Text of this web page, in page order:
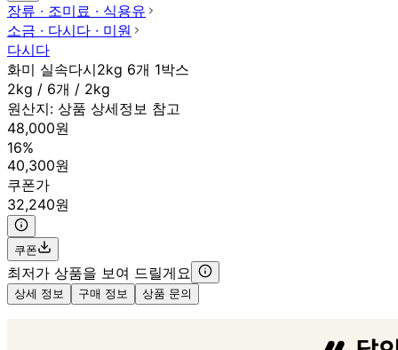
장류 ∙ 조미료 ∙ 식용유
소금 ∙ 다시다 ∙ 미원
다시다
화미 실속다시2kg 6개 1박스
2kg / 6개 / 2kg
원산지: 상품 상세정보 참고
48,000원
16%
40,300원
쿠폰가
32,240원
쿠폰
최저가 상품을 보여 드릴게요
상세 정보 구매 정보 상품 문의